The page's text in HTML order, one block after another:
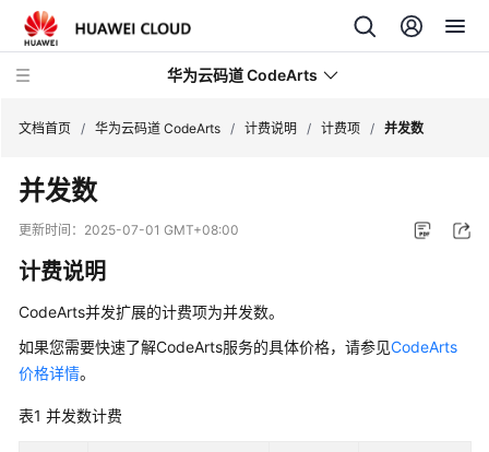
华为云码道 CodeArts
产
品
绍
计
费
说
文档首页 / 华为云码道 CodeArts / 计费说明 / 计费项 / 并发数
并发数
更新时间： 2025-07-01 GMT+08:00
计费说明
CodeArts并发扩展的计费项为并发数。
如果您需要快速了解CodeArts服务的具体价格，请参见CodeArts
价格详情。
表1 并发数计费